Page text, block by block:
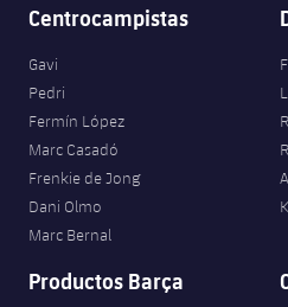
Jugadores
Historia
Palmarés
Clasificaciones
Juvenil
Alevín
Noticias
Masculino
Agenda
Baloncesto en silla de
plusicon
más
Actualidad
Jugadores
Calendario
Hockey sobre hielo
plusicon
más
Actualidad
Jugadores
Hockey hierba
Centrocampistas
Gavi
Pedri
Fermín López
Marc Casadó
Frenkie de Jong
Dani Olmo
Marc Bernal
Productos Barça